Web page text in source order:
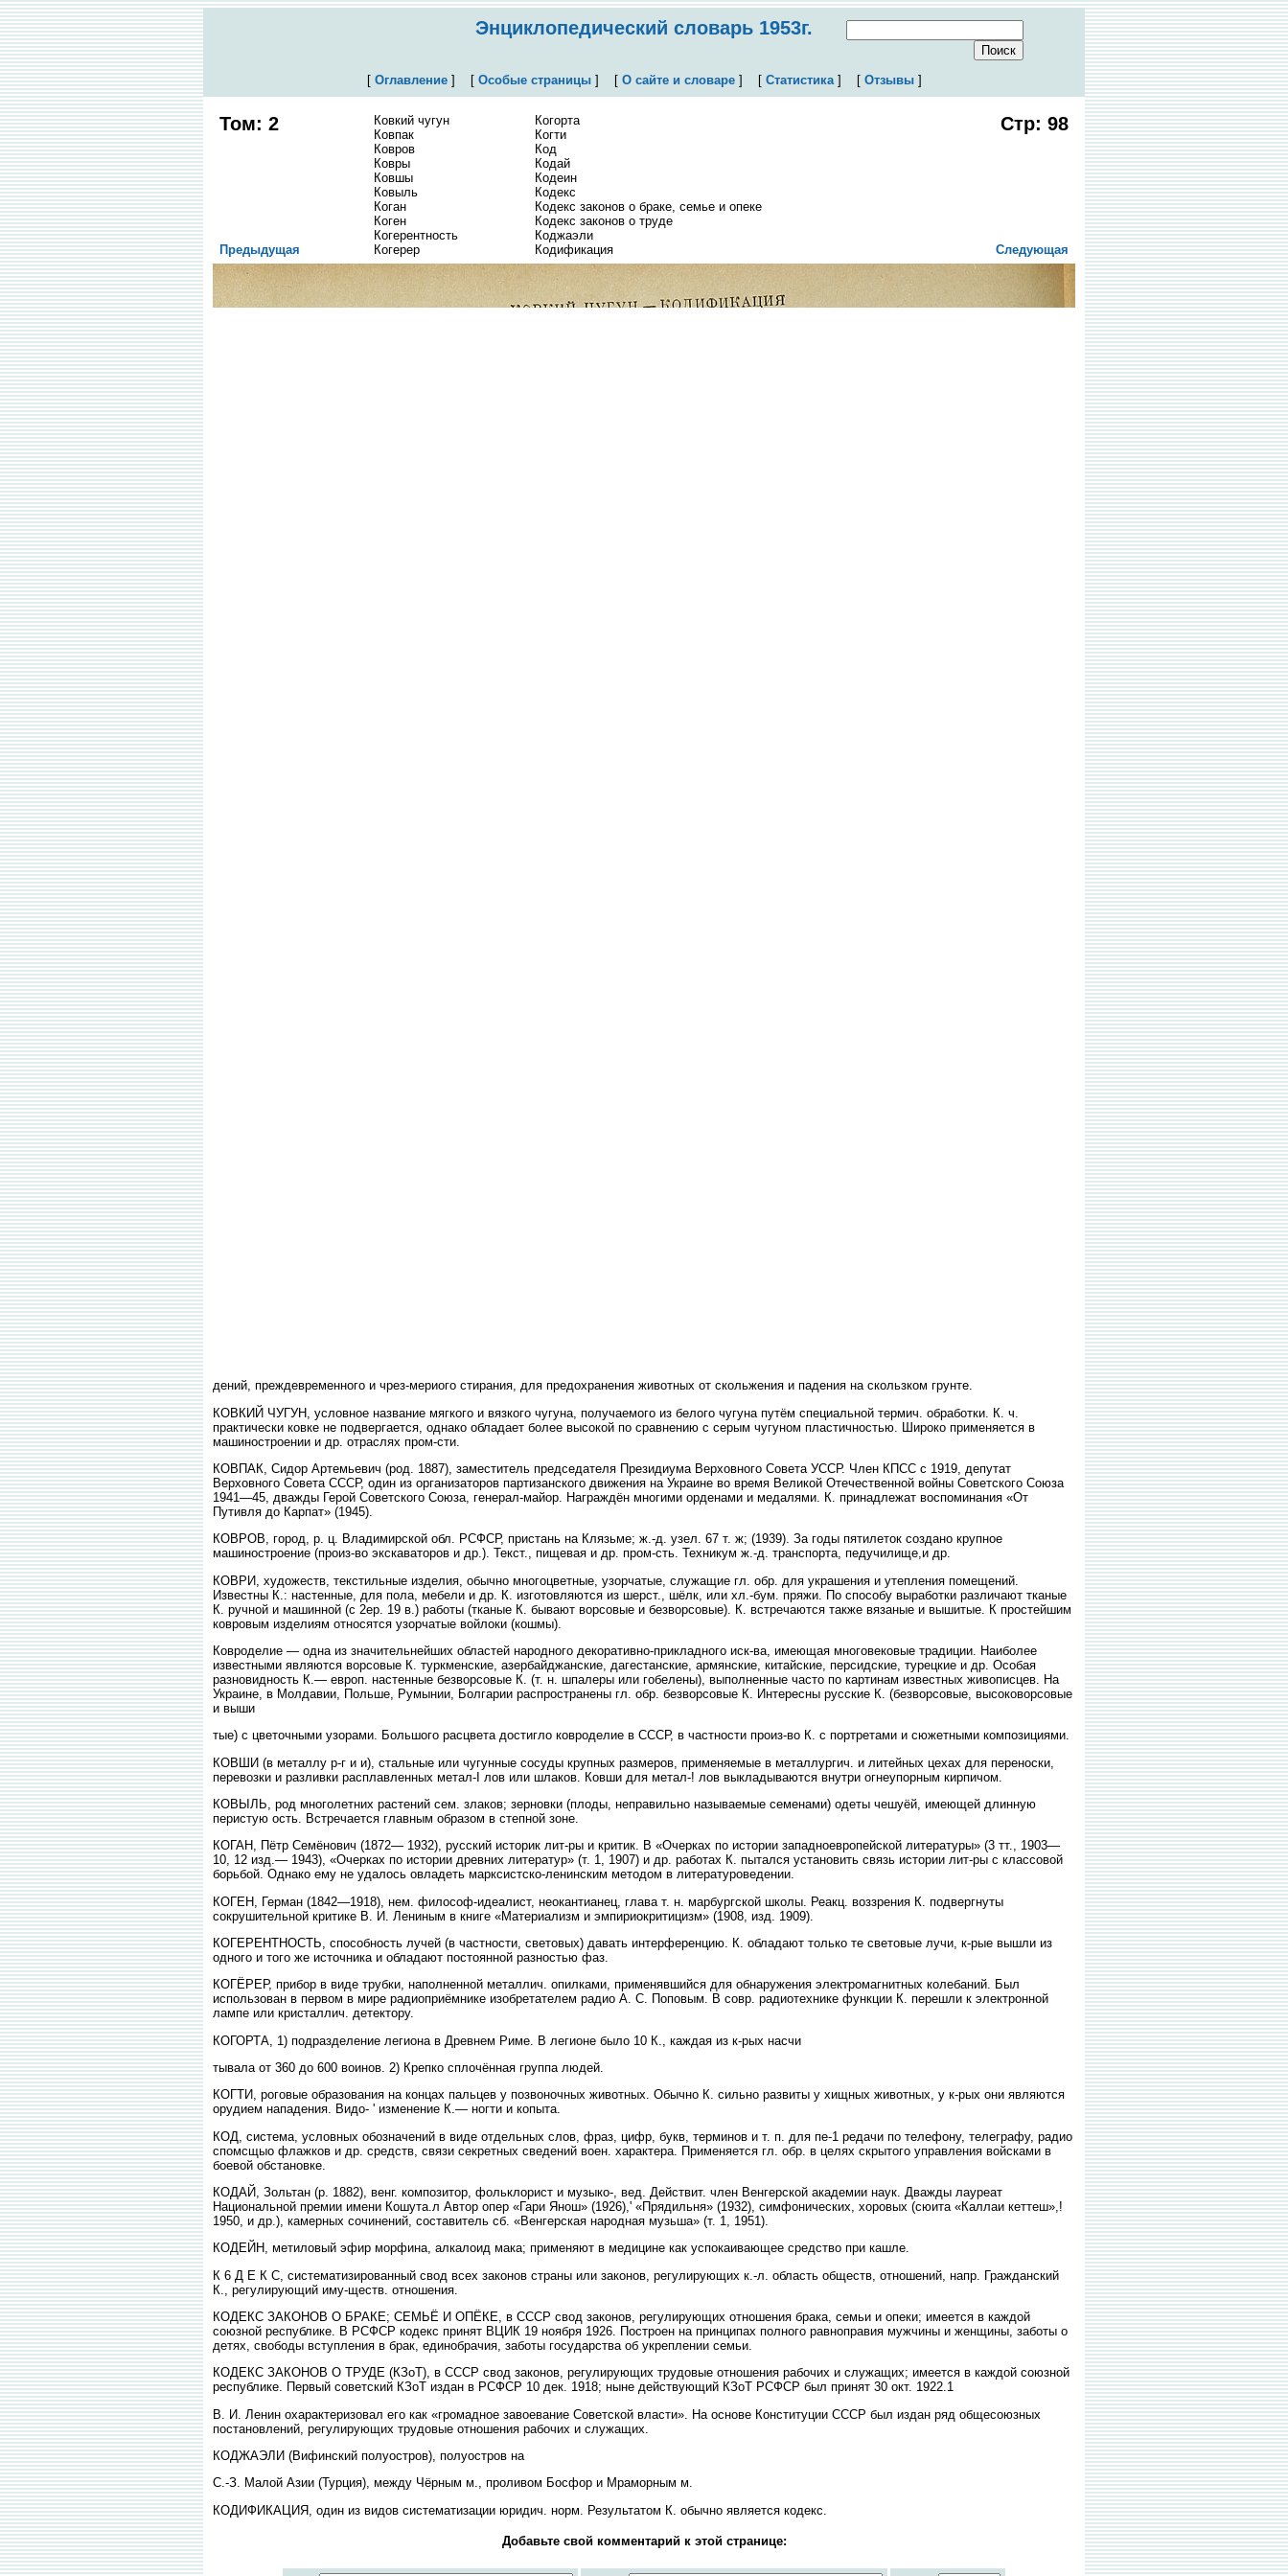
Энциклопедический словарь 1953г.
[ Оглавление] [ Особые страницы] [ О сайте и словаре] [ Статистика] [ Отзывы]
Том: 2
Ковкий чугун
Ковпак
Ковров
Ковры
Ковшы
Ковыль
Коган
Коген
Когерентность
Когерер
Когорта
Когти
Код
Кодай
Кодеин
Кодекс
Кодекс законов о браке, семье и опеке
Кодекс законов о труде
Коджаэли
Кодификация
Стр: 98
Предыдущая Следующая
дений, преждевременного и чрез-мериого стирания, для предохранения животных от скольжения и падения на скользком грунте.
КОВКИЙ ЧУГУН, условное название мягкого и вязкого чугуна, получаемого из белого чугуна путём специальной термич. обработки. К. ч.
практически ковке не подвергается, однако обладает более высокой по сравнению с серым чугуном пластичностью. Широко применяется в
машиностроении и др. отраслях пром-сти.
КОВПАК, Сидор Артемьевич (род. 1887), заместитель председателя Президиума Верховного Совета УССР. Член КПСС с 1919, депутат
Верховного Совета СССР, один из организаторов партизанского движения на Украине во время Великой Отечественной войны Советского Союза
1941—45, дважды Герой Советского Союза, генерал-майор. Награждён многими орденами и медалями. К. принадлежат воспоминания «От
Путивля до Карпат» (1945).
КОВРОВ, город, р. ц. Владимирской обл. РСФСР, пристань на Клязьме; ж.-д. узел. 67 т. ж; (1939). За годы пятилеток создано крупное
машиностроение (произ-во экскаваторов и др.). Текст., пищевая и др. пром-сть. Техникум ж.-д. транспорта, педучилище,и др.
КОВРИ, художеств, текстильные изделия, обычно многоцветные, узорчатые, служащие гл. обр. для украшения и утепления помещений.
Известны К.: настенные, для пола, мебели и др. К. изготовляются из шерст., шёлк, или хл.-бум. пряжи. По способу выработки различают тканые
К. ручной и машинной (с 2ер. 19 в.) работы (тканые К. бывают ворсовые и безворсовые). К. встречаются также вязаные и вышитые. К простейшим
ковровым изделиям относятся узорчатые войлоки (кошмы).
Ковроделие — одна из значительнейших областей народного декоративно-прикладного иск-ва, имеющая многовековые традиции. Наиболее
известными являются ворсовые К. туркменские, азербайджанские, дагестанские, армянские, китайские, персидские, турецкие и др. Особая
разновидность К.— европ. настенные безворсовые К. (т. н. шпалеры или гобелены), выполненные часто по картинам известных живописцев. На
Украине, в Молдавии, Польше, Румынии, Болгарии распространены гл. обр. безворсовые К. Интересны русские К. (безворсовые, высоковорсовые
и выши
тые) с цветочными узорами. Большого расцвета достигло ковроделие в СССР, в частности произ-во К. с портретами и сюжетными композициями.
КОВШИ (в металлу р-г и и), стальные или чугунные сосуды крупных размеров, применяемые в металлургич. и литейных цехах для переноски,
перевозки и разливки расплавленных метал-I лов или шлаков. Ковши для метал-! лов выкладываются внутри огнеупорным кирпичом.
КОВЫЛЬ, род многолетних растений сем. злаков; зерновки (плоды, неправильно называемые семенами) одеты чешуёй, имеющей длинную
перистую ость. Встречается главным образом в степной зоне.
КОГАН, Пётр Семёнович (1872— 1932), русский историк лит-ры и критик. В «Очерках по истории западноевропейской литературы» (3 тт., 1903—
10, 12 изд.— 1943), «Очерках по истории древних литератур» (т. 1, 1907) и др. работах К. пытался установить связь истории лит-ры с классовой
борьбой. Однако ему не удалось овладеть марксистско-ленинским методом в литературоведении.
КОГЕН, Герман (1842—1918), нем. философ-идеалист, неокантианец, глава т. н. марбургской школы. Реакц. воззрения К. подвергнуты
сокрушительной критике В. И. Лениным в книге «Материализм и эмпириокритицизм» (1908, изд. 1909).
КОГЕРЕНТНОСТЬ, способность лучей (в частности, световых) давать интерференцию. К. обладают только те световые лучи, к-рые вышли из
одного и того же источника и обладают постоянной разностью фаз.
КОГЁРЕР, прибор в виде трубки, наполненной металлич. опилками, применявшийся для обнаружения электромагнитных колебаний. Был
использован в первом в мире радиоприёмнике изобретателем радио А. С. Поповым. В совр. радиотехнике функции К. перешли к электронной
лампе или кристаллич. детектору.
КОГОРТА, 1) подразделение легиона в Древнем Риме. В легионе было 10 К., каждая из к-рых насчи
тывала от 360 до 600 воинов. 2) Крепко сплочённая группа людей.
КОГТИ, роговые образования на концах пальцев у позвоночных животных. Обычно К. сильно развиты у хищных животных, у к-рых они являются
орудием нападения. Видо- ' изменение К.— ногти и копыта.
КОД, система, условных обозначений в виде отдельных слов, фраз, цифр, букв, терминов и т. п. для пе-1 редачи по телефону, телеграфу, радио
спомсщыо флажков и др. средств, связи секретных сведений воен. характера. Применяется гл. обр. в целях скрытого управления войсками в
боевой обстановке.
КОДАЙ, Зольтан (р. 1882), венг. композитор, фольклорист и музыко-, вед. Действит. член Венгерской академии наук. Дважды лауреат
Национальной премии имени Кошута.л Автор опер «Гари Янош» (1926),' «Прядильня» (1932), симфонических, хоровых (сюита «Каллаи кеттеш»,!
1950, и др.), камерных сочинений, составитель сб. «Венгерская народная музьша» (т. 1, 1951).
КОДЕЙН, метиловый эфир морфина, алкалоид мака; применяют в медицине как успокаивающее средство при кашле.
К 6 Д Е К С, систематизированный свод всех законов страны или законов, регулирующих к.-л. область обществ, отношений, напр. Гражданский
К., регулирующий иму-ществ. отношения.
КОДЕКС ЗАКОНОВ О БРАКЕ; СЕМЬЁ И ОПЁКЕ, в СССР свод законов, регулирующих отношения брака, семьи и опеки; имеется в каждой
союзной республике. В РСФСР кодекс принят ВЦИК 19 ноября 1926. Построен на принципах полного равноправия мужчины и женщины, заботы о
детях, свободы вступления в брак, единобрачия, заботы государства об укреплении семьи.
КОДЕКС ЗАКОНОВ О ТРУДЕ (КЗоТ), в СССР свод законов, регулирующих трудовые отношения рабочих и служащих; имеется в каждой союзной
республике. Первый советский КЗоТ издан в РСФСР 10 дек. 1918; ныне действующий КЗоТ РСФСР был принят 30 окт. 1922.1
B. И. Ленин охарактеризовал его как «громадное завоевание Советской власти». На основе Конституции СССР был издан ряд общесоюзных
постановлений, регулирующих трудовые отношения рабочих и служащих.
КОДЖАЭЛИ (Вифинский полуостров), полуостров на
C.-З. Малой Азии (Турция), между Чёрным м., проливом Босфор и Мраморным м.
КОДИФИКАЦИЯ, один из видов систематизации юридич. норм. Результатом К. обычно является кодекс.
Добавьте свой комментарий к этой странице: